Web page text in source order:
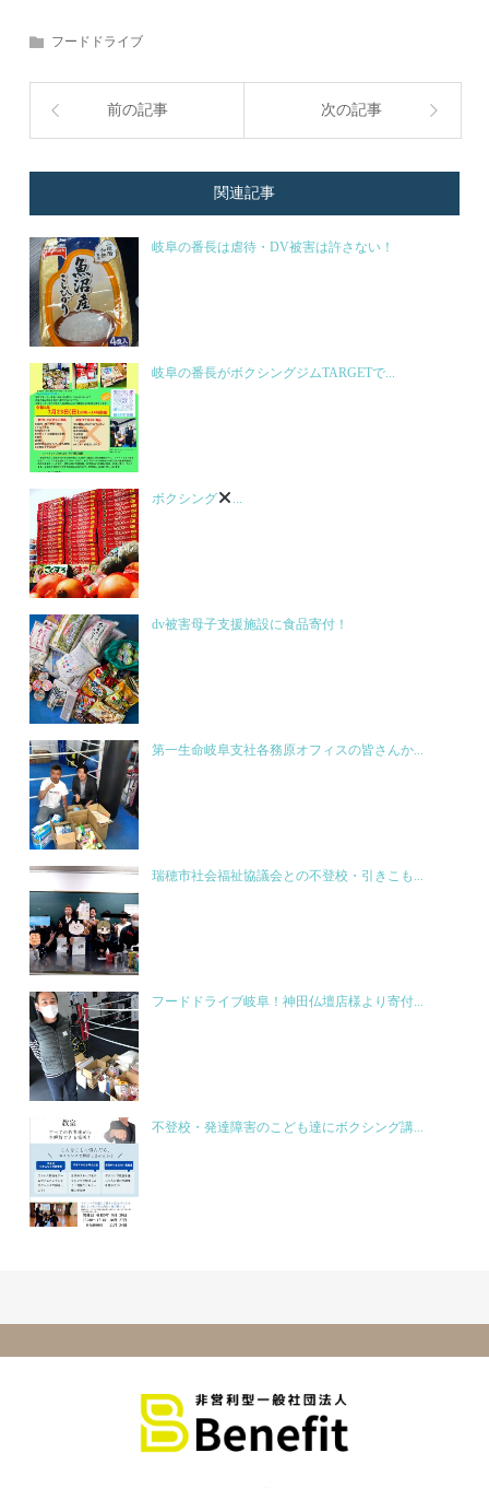
フードドライブ
前の記事 次の記事
関連記事
岐阜の番長は虐待・DV被害は許さない！
岐阜の番長がボクシングジムTARGETで...
ボクシング ...
dv被害母子支援施設に食品寄付！
第一生命岐阜支社各務原オフィスの皆さんか...
瑞穂市社会福祉協議会との不登校・引きこも...
フードドライブ岐阜！神田仏壇店様より寄付...
不登校・発達障害のこども達にボクシング講...